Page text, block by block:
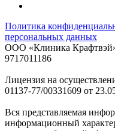
Политика
персональных данных
ООО «Клиника
9717011186
Лицензия на
01137-77/00331609 от
Вся представляемая
информационный